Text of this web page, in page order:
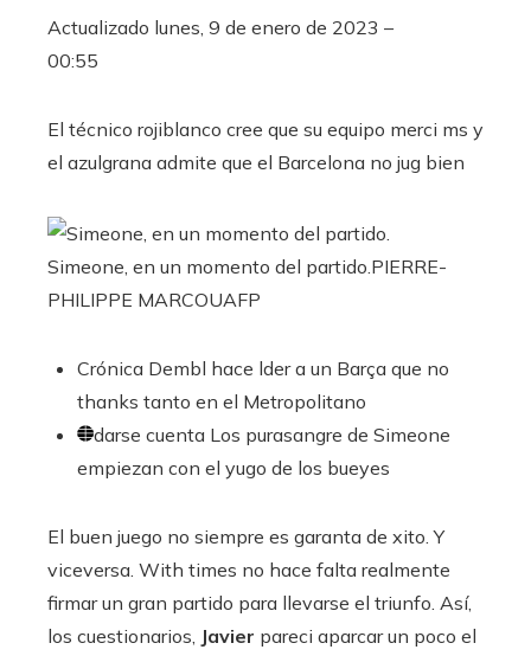
Actualizado lunes, 9 de enero de 2023 –
00:55
El técnico rojiblanco cree que su equipo merci ms y
el azulgrana admite que el Barcelona no jug bien
Simeone, en un momento del partido.PIERRE-
PHILIPPE MARCOUAFP
Crónica Dembl hace lder a un Barça que no
thanks tanto en el Metropolitano
darse cuenta Los purasangre de Simeone
empiezan con el yugo de los bueyes
El buen juego no siempre es garanta de xito. Y
viceversa. With times no hace falta realmente
firmar un gran partido para llevarse el triunfo. Así,
los cuestionarios, Javier pareci aparcar un poco el